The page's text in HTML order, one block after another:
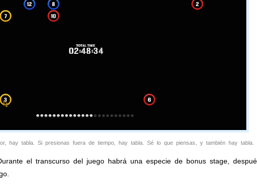
hay tabla. Si presionas fuera de tiempo, hay tabla. Sé lo que piensas, y también hay tabla.
el transcurso del juego habrá una especie de bonus stage,